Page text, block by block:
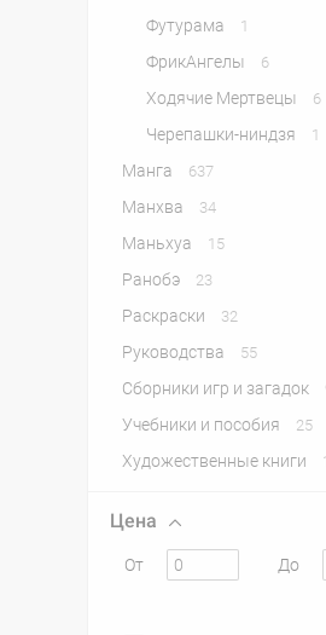
Футурама 1
ФрикАнгелы 6
Ходячие Мертвецы 6
Черепашки-ниндзя 1
Манга 637
Манхва 34
Маньхуа 15
Ранобэ 23
Раскраски 32
Руководства 55
Сборники игр и загадок
Учебники и пособия 25
Художественные книги
Цена
От До